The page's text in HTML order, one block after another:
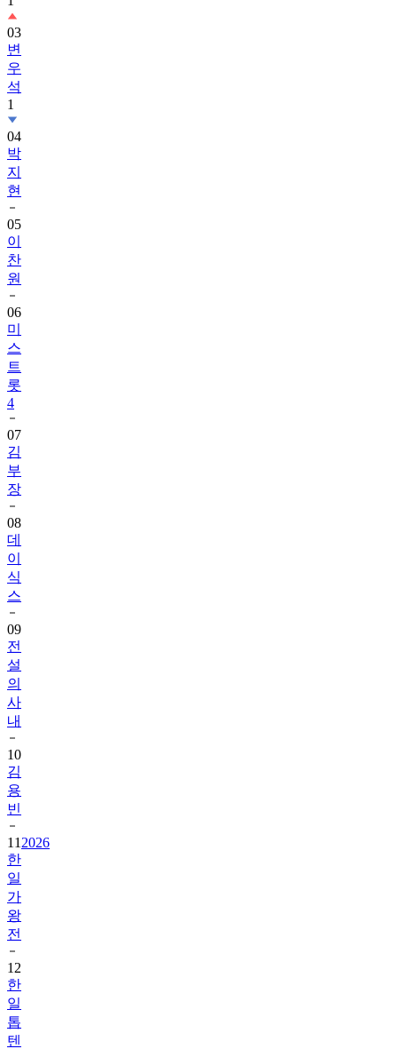
03
변
우
석
1
04
박
지
현
05
이
찬
원
06
미
스
트
롯
4
07
김
부
장
08
데
이
식
스
09
전
설
의
사
내
10
김
용
빈
11 2026
한
일
가
왕
전
12
한
일
톱
텐